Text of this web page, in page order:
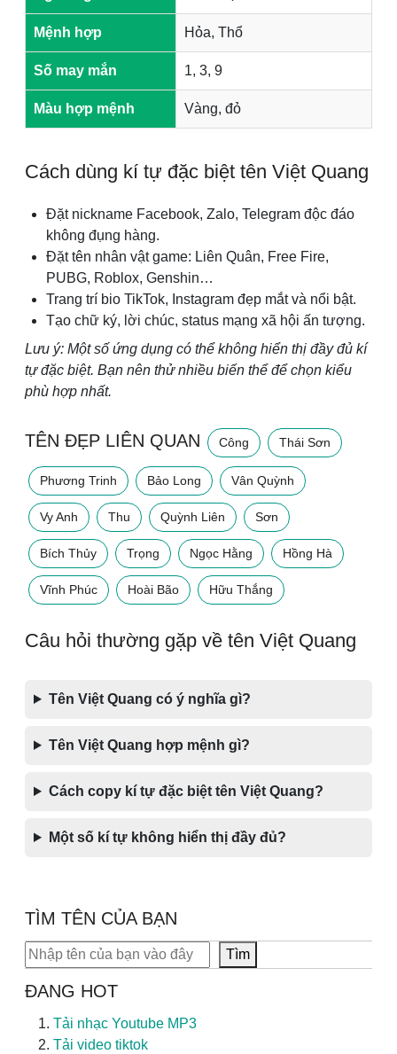
Mệnh hợp Hỏa, Thổ
Số may mắn 1, 3, 9
Màu hợp mệnh Vàng, đỏ
Cách dùng kí tự đặc biệt tên Việt Quang
Đặt nickname Facebook, Zalo, Telegram độc đáo
không đụng hàng.
Đặt tên nhân vật game: Liên Quân, Free Fire,
PUBG, Roblox, Genshin…
Trang trí bio TikTok, Instagram đẹp mắt và nổi bật.
Tạo chữ ký, lời chúc, status mạng xã hội ấn tượng.
Lưu ý: Một số ứng dụng có thể không hiển thị đầy đủ kí
tự đặc biệt. Bạn nên thử nhiều biến thể để chọn kiểu
phù hợp nhất.
TÊN ĐẸP LIÊN QUAN Công Thái Sơn
Phương Trinh Bảo Long Vân Quỳnh
Vy Anh Thu Quỳnh Liên Sơn
Bích Thủy Trọng Ngọc Hằng Hồng Hà
Vĩnh Phúc Hoài Bão Hữu Thắng
Câu hỏi thường gặp về tên Việt Quang
Tên Việt Quang có ý nghĩa gì?
Tên Việt Quang hợp mệnh gì?
Cách copy kí tự đặc biệt tên Việt Quang?
Một số kí tự không hiển thị đầy đủ?
TÌM TÊN CỦA BẠN
Tìm kiếm Tìm
ĐANG HOT
Tải nhạc Youtube MP3
Tải video tiktok